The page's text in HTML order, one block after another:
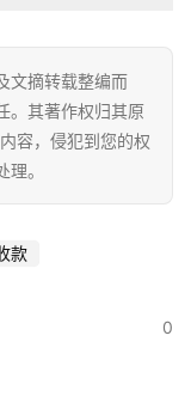
文摘转载整编而
。其著作权归其原
容，侵犯到您的权
。
款
0